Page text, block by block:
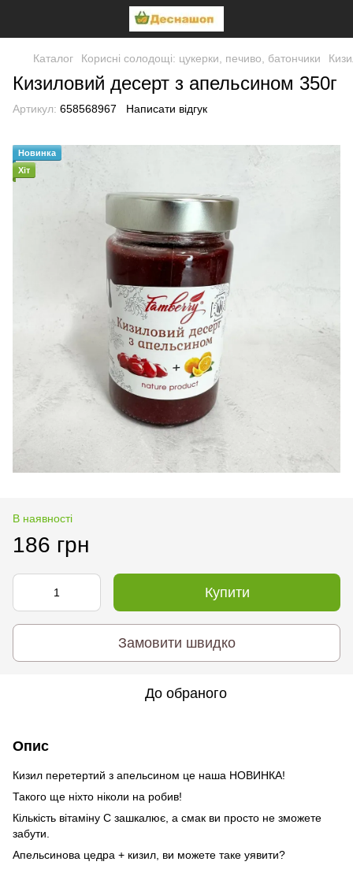
Каталог Корисні солодощі: цукерки, печиво, батончики
Кизиловий десерт з апельсином 350г
Артикул: 658568967 Написати відгук
Новинка
Хіт
В наявності
186 грн
Купити
Замовити швидко
До обраного
Опис
Кизил перетертий з апельсином це наша НОВИНКА!
Такого ще ніхто ніколи на робив!
Кількість вітаміну С зашкалює, а смак ви просто не зможете
забути.
Апельсинова цедра + кизил, ви можете таке уявити?